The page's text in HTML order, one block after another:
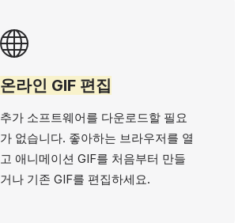
온라인 GIF 편집
추가 소프트웨어를 다운로드할 필요
가 없습니다. 좋아하는 브라우저를 열
고 애니메이션 GIF를 처음부터 만들
거나 기존 GIF를 편집하세요.